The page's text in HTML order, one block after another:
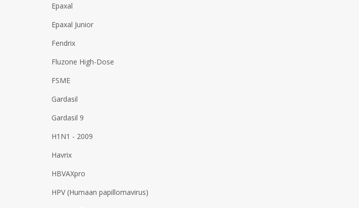
Epaxal
Epaxal Junior
Fendrix
Fluzone High-Dose
FSME
Gardasil
Gardasil 9
H1N1 - 2009
Havrix
HBVAXpro
HPV (Humaan papillomavirus)